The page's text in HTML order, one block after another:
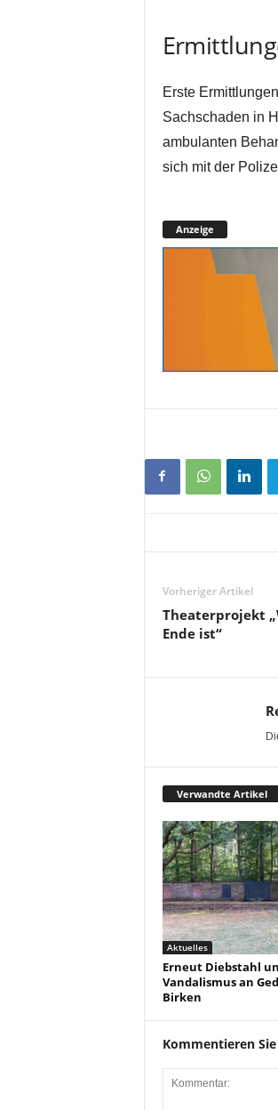
Erste
Sachschaden in
ambulanten
sich mit der
Anzeige
Vorheriger Artikel
Theaterprojekt
Ende ist“
Verwandte Artikel
Aktuelles
Erneut Diebstahl
Vandalismus an
Birken
Kommentieren